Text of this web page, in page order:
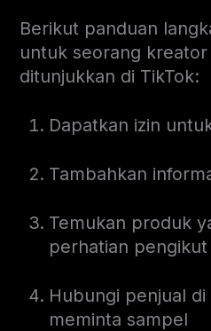
Berikut panduan
untuk seorang kreator
ditunjukkan di TikTok:
Dapatkan izin
Tambahkan
Temukan produk
perhatian pengikut
Hubungi penjual
meminta sampel